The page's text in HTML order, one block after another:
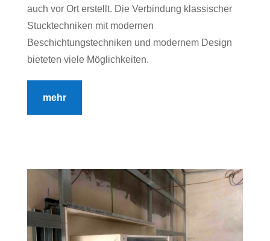
auch vor Ort erstellt. Die Verbindung klassischer
Stucktechniken mit modernen
Beschichtungstechniken und modernem Design
bieteten viele Möglichkeiten.
mehr